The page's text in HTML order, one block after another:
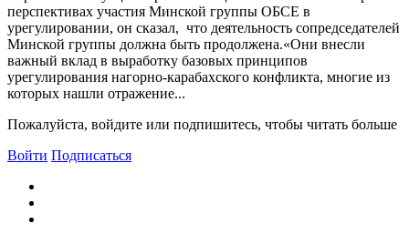
перспективах участия Минской группы ОБСЕ в
урегулировании, он сказал, что деятельность сопредседателей
Минской группы должна быть продолжена.«Они внесли
важный вклад в выработку базовых принципов
урегулирования нагорно-карабахского конфликта, многие из
которых нашли отражение...
Пожалуйста, войдите или подпишитесь, чтобы читать больше
Войти Подписаться